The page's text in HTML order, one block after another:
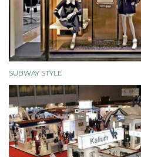
SUBWAY STYLE